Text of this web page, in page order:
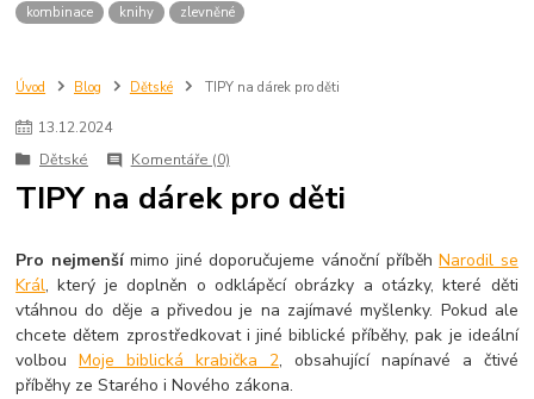
kombinace
knihy zlevněné
Úvod Blog Dětské TIPY na dárek pro děti
13.12.2024
Dětské
Komentáře (0)
TIPY na dárek pro děti
Pro nejmenšímimo jiné doporučujeme vánoční příběhNarodil se
Král, který je doplněn o odklápěcí obrázky a otázky, které děti
vtáhnou do děje a přivedou je na zajímavé myšlenky. Pokud ale
chcete dětem zprostředkovat i jiné biblické příběhy, pak je ideální
volbouMoje biblická krabička 2, obsahující napínavé a čtivé
příběhy ze Starého i Nového zákona.